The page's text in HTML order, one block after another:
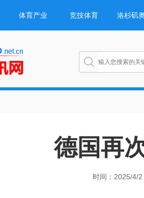
体育产业 竞技体育 洛杉矶
德国再
时间：2025/4/